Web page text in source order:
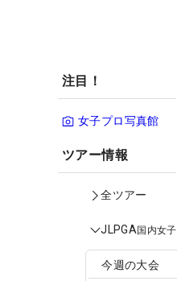
注目！
女子プロ写真館
ツアー情報
全ツアー
JLPGA国内女子
今週の大会